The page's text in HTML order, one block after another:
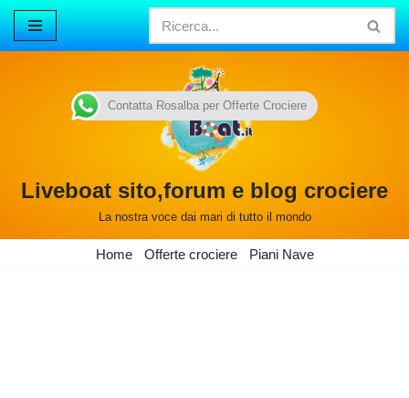
Vai
Liveboat sito,forum e blog crociere
La nostra voce dai mari di tutto il mondo
Home Offerte crociere Piani Nave
Contatta Rosalba per Offerte Crociere